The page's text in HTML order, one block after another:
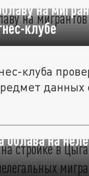
на
клубе
клуба
данных
на стройке в
облава на